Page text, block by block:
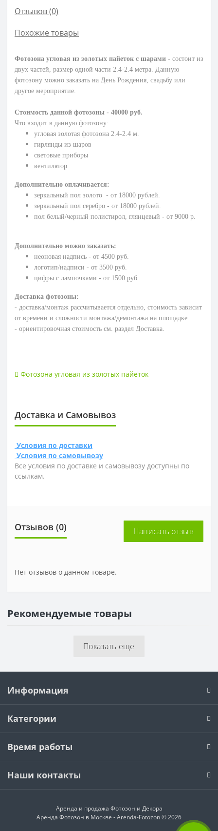
Отзывов (0)
Похожие товары
Фотозона угловая из золотых пайеток с шарами - состоит из
двух частей, размер одной части 2.4-2.4 метра. Данную
фотозону можно заказать на День Рождения, свадьбу или
другое мероприятие.
Стоимость данной фотозоны - 40000 руб.
Что входит в данную фотозону:
угловая золотая фотозона 2.4-2.4 м.
гирлянды из шаров
световые приборы
вентилятор
Дополнительно оплачивается:
зеркальный пол золото - от 18000 рублей.
зеркальный пол серебро - от 18000 рублей.
пол белый/черный полистирол, глянцевый - от 9000 р.
Дополнительно можно заказать:
неоновая надпись - от 4500 руб.
логотип/надписи - от 3500 руб.
цифры с лампочками - от 1500 руб.
Доставка фотозоны:
- доставка/монтаж рассчитывается отдельно, стоимость зависит
от времени и сложности монтажа/демонтажа на площадке.
- ориентировочная стоимость см. раздел Доставка.
Фотозона угловая из золотых пайеток
Доставка и Самовывоз
Условия по доставки
Условия по самовывозу
Все условия по доставке и самовывозу доступны по
ссылкам.
Отзывов (0) Написать отзыв
Нет отзывов о данном товаре.
Рекомендуемые товары
Показать еще
Информация
Категории
Время работы
Наши контакты
Аренда и продажа Фотозон и Декора
Аренда Фотозон в Москве - Arenda-Fotozon © 2026